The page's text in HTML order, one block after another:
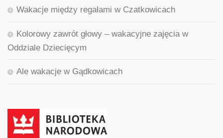
Wakacje między regałami w Czatkowicach
Kolorowy zawrót głowy – wakacyjne zajęcia w
Oddziale Dziecięcym
Ale wakacje w Gądkowicach